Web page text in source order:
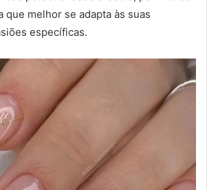
que melhor se adapta às suas
específicas.